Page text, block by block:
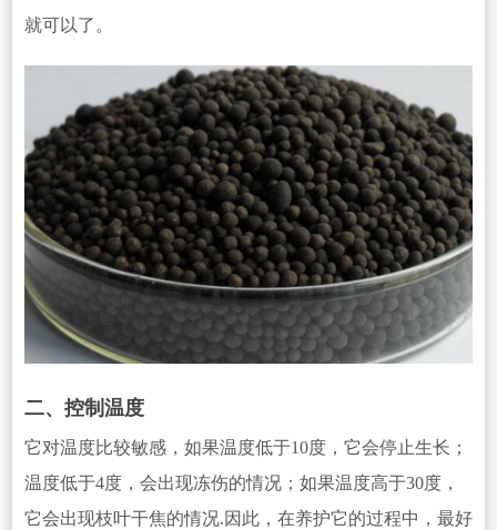
就可以了。
二、控制温度
它对温度比较敏感，如果温度低于10度，它会停止生长；
温度低于4度，会出现冻伤的情况；如果温度高于30度，
它会出现枝叶干焦的情况.因此，在养护它的过程中，最好